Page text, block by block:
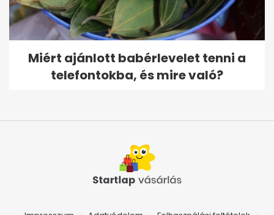
Miért ajánlott babérlevelet tenni a
telefontokba, és mire való?